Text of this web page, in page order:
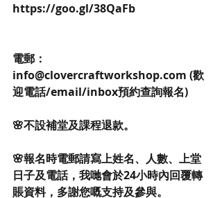
https://goo.gl/38QaFb
電郵：
info@clovercraftworkshop.com (歡
迎電話/email/inbox預約查詢報名)
🌸不設補堂及課程退款。
🌸報名時電郵請寫上姓名、人數、上堂
日子及電話，我哋會於24小時內回覆轉
賬資料，多謝您嘅支持及參與。